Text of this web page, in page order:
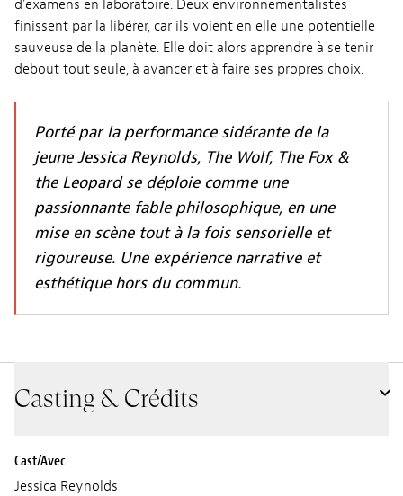
d’examens en laboratoire. Deux environnementalistes
finissent par la libérer, car ils voient en elle une potentielle
sauveuse de la planète. Elle doit alors apprendre à se tenir
debout tout seule, à avancer et à faire ses propres choix.
Porté par la performance sidérante de la
jeune Jessica Reynolds, The Wolf, The Fox &
the Leopard se déploie comme une
passionnante fable philosophique, en une
mise en scène tout à la fois sensorielle et
rigoureuse. Une expérience narrative et
esthétique hors du commun.
Casting & Crédits
Cast/Avec
Jessica Reynolds